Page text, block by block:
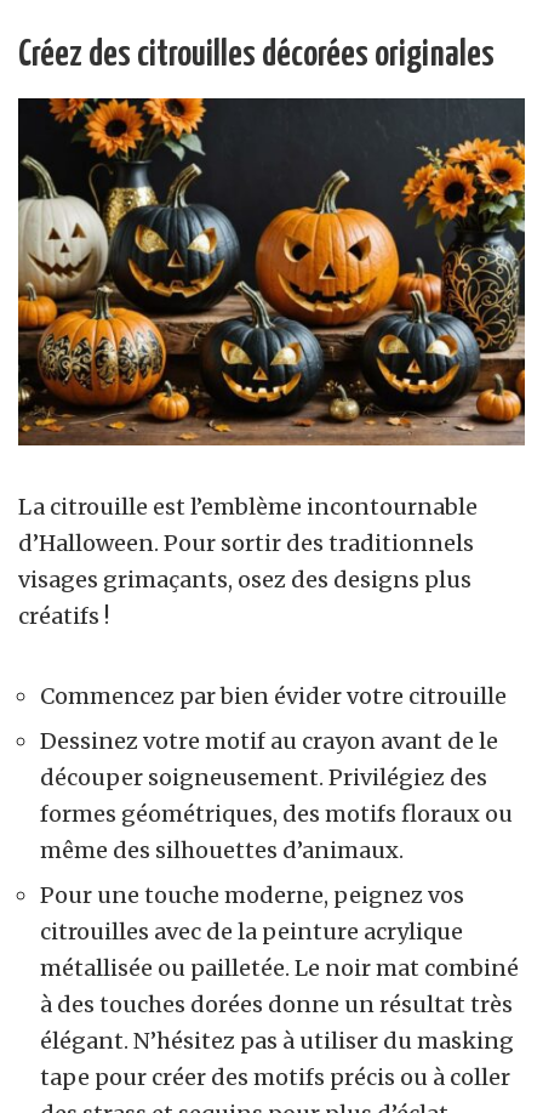
Créez des citrouilles décorées originales
La citrouille est l’emblème incontournable
d’Halloween. Pour sortir des traditionnels
visages grimaçants, osez des designs plus
créatifs !
Commencez par bien évider votre citrouille
Dessinez votre motif au crayon avant de le
découper soigneusement. Privilégiez des
formes géométriques, des motifs floraux ou
même des silhouettes d’animaux.
Pour une touche moderne, peignez vos
citrouilles avec de la peinture acrylique
métallisée ou pailletée. Le noir mat combiné
à des touches dorées donne un résultat très
élégant. N’hésitez pas à utiliser du masking
tape pour créer des motifs précis ou à coller